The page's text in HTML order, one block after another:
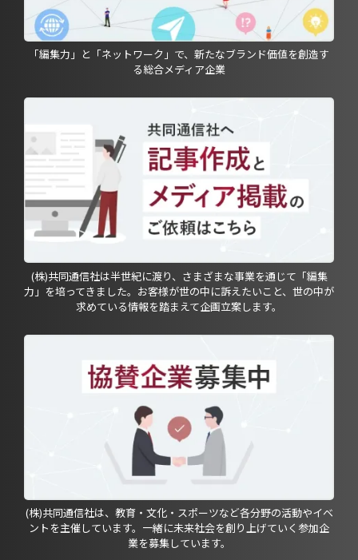
「編集力」と「ネットワーク」で、新たなブランド価値を創造す
る総合メディア企業
(株)共同通信社は半世紀に渡り、さまざまな事業を通じて「編集
力」を培ってきました。お客様が世の中に訴えたいこと、世の中が
求めている情報を踏まえて企画立案します。
(株)共同通信社は、教育・文化・スポーツなど各分野の活動やイベ
ントを主催しています。一緒に未来社会を創り上げていく参加企
業を募集しています。